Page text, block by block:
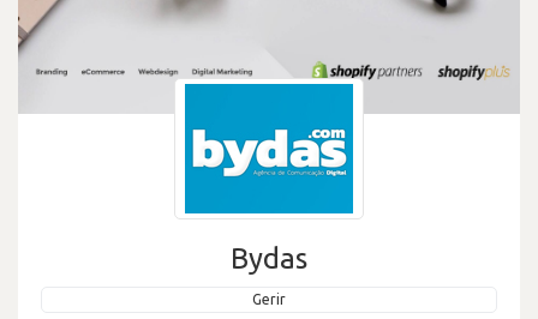
Bydas
Gerir